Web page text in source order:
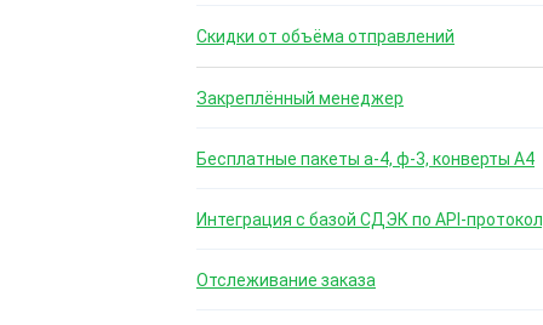
Скидки от объёма отправлений
Закреплённый менеджер
Бесплатные пакеты а-4, ф-3, конверты А4
Интеграция с базой СДЭК по API-
Отслеживание заказа